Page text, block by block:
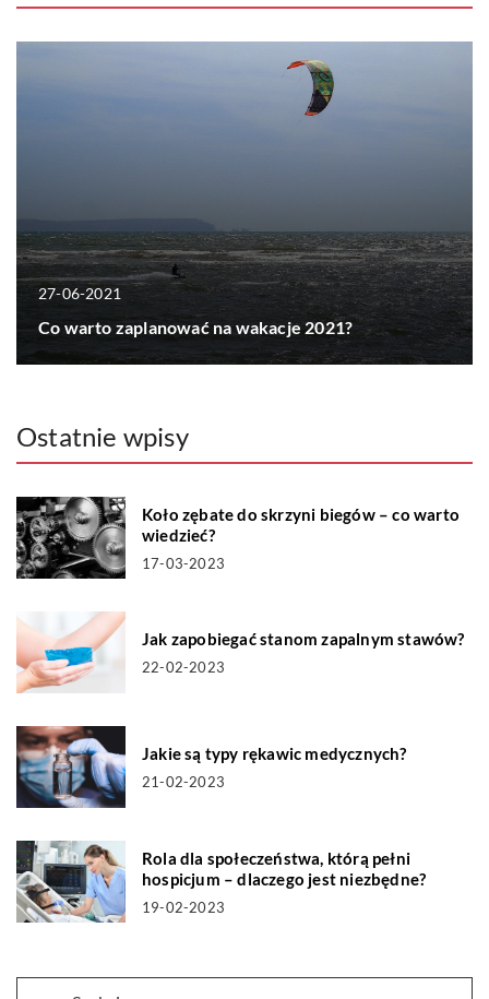
27-06-2021
Co warto zaplanować na wakacje 2021?
Ostatnie wpisy
Koło zębate do skrzyni biegów – co warto
wiedzieć?
17-03-2023
Jak zapobiegać stanom zapalnym stawów?
22-02-2023
Jakie są typy rękawic medycznych?
21-02-2023
Rola dla społeczeństwa, którą pełni
hospicjum – dlaczego jest niezbędne?
19-02-2023